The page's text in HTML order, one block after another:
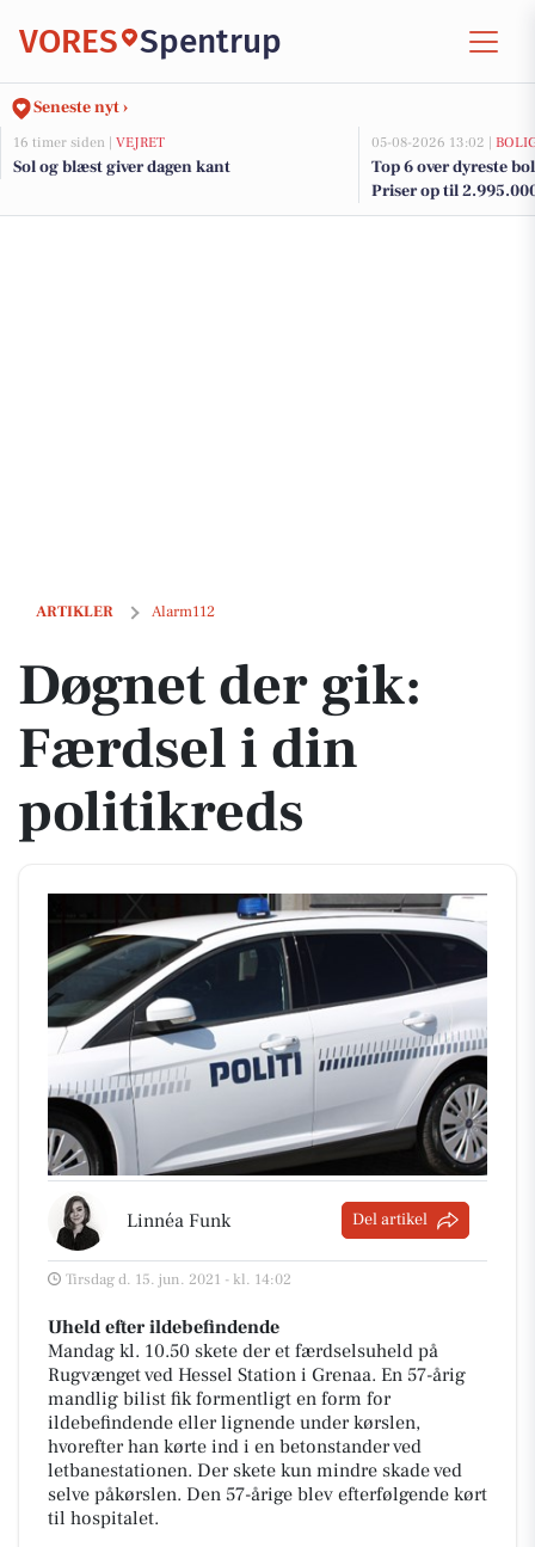
VORES Spentrup
Seneste nyt ›
16 timer siden | VEJRET
Sol og blæst giver dagen kant
05-08-2026 13:02 |
Top 6 over dyreste
Priser op til
ARTIKLER Alarm112
Døgnet der gik: Færdsel i din politikreds
Døgnet der gik:
Færdsel i din
politikreds
Linnéa Funk Del artikel
Tirsdag d. 15. jun. 2021 - kl. 14:02
Uheld efter ildebefindende
Mandag kl. 10.50 skete der et færdselsuheld på
Rugvænget ved Hessel Station i Grenaa. En 57-årig
mandlig bilist fik formentligt en form for
ildebefindende eller lignende under kørslen,
hvorefter han kørte ind i en betonstander ved
letbanestationen. Der skete kun mindre skade ved
selve påkørslen. Den 57-årige blev efterfølgende kørt
til hospitalet.